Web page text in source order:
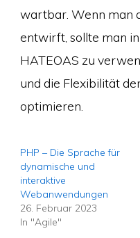
wartbar. Wenn man
entwirft, sollte man
HATEOAS zu
und die Flexibilität
optimieren.
PHP – Die Sprache für
dynamische und
interaktive
Webanwendungen
26. Februar 2023
In "Agile"